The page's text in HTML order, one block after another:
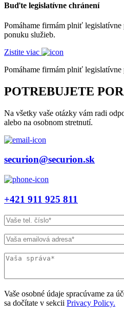
Buďte legislatívne chránení
Pomáhame firmám plniť legislatívne
ponuku služieb.
Zistite viac
Pomáhame firmám plniť legislatívne
POTREBUJETE
Na všetky vaše otázky vám radi
alebo na osobnom stretnutí.
securion@securion.sk
+421 911 925 811
Vaše osobné údaje spracúvame za
sa dočítate v sekcii Privacy Policy.